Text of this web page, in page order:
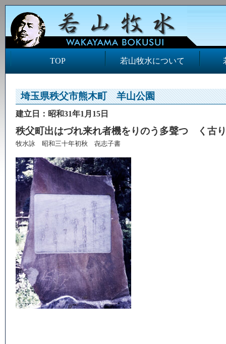
TOP 若山牧水について
埼玉県秩父市熊木町 羊山公園
建立日：昭和31年1月15日
秩父町出はづれ来れ者機をりのう多聲つゞく古
牧水詠 昭和三十年初秋 㐂志子書